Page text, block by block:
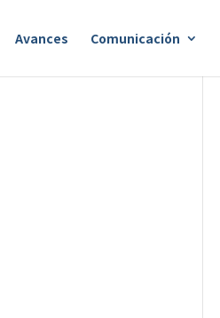
Avances Comunicación